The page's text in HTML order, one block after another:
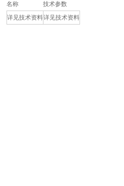
名称
技术参数
详见技术资料详见技术资料